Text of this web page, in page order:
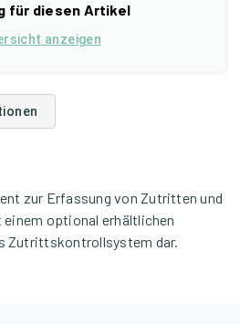
für diesen Artikel
anzeigen
zur Erfassung von Zutritten und
optional erhältlichen
Zutrittskontrollsystem dar.